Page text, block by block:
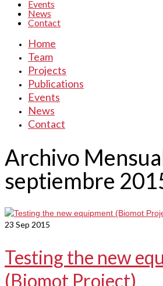
Events
News
Contact
Home
Team
Projects
Publications
Events
News
Contact
Archivo
septiembre
23 Sep 2015
Testing the new
(Biomot Project)